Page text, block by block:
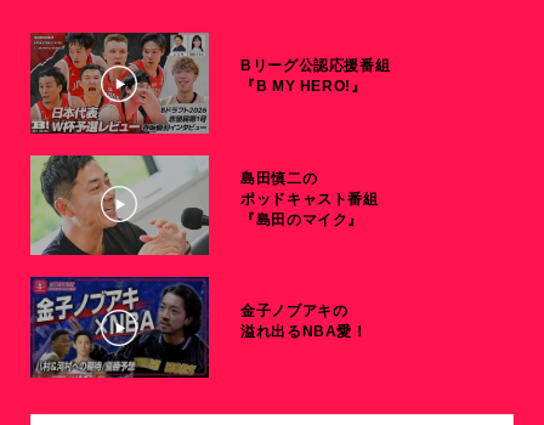
Bリーグ公認応援番組
『B MY HERO!』
島田慎二の
ポッドキャスト番組
『島田のマイク』
金子ノブアキの
溢れ出るNBA愛！